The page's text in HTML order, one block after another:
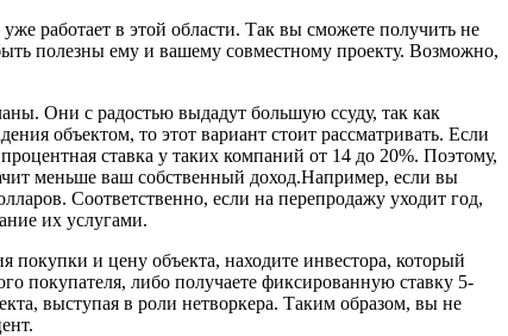
работает в этой области. Так вы сможете получить не
полезны ему и вашему совместному проекту. Возможно,
Они с радостью выдадут большую ссуду, так как
объектом, то этот вариант стоит рассматривать. Если
ставка у таких компаний от 14 до 20%. Поэтому,
меньше ваш собственный доход.Например, если вы
Соответственно, если на перепродажу уходит год,
их услугами.
покупки и цену объекта, находите инвестора, который
покупателя, либо получаете фиксированную ставку 5-
выступая в роли нетворкера. Таким образом, вы не